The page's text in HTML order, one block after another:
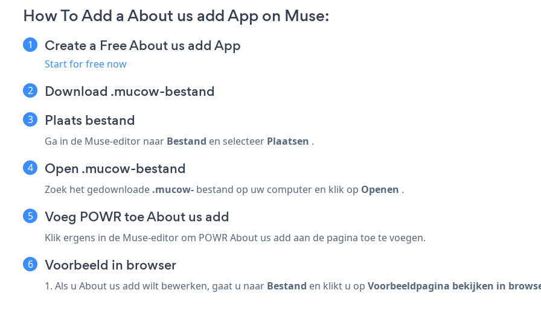
How To Add a About us add App on Muse:
Create a Free About us add App
Start for free now
Download .mucow-bestand
Plaats bestand
Ga in de Muse-editor naar Bestand en selecteer Plaatsen .
Open .mucow-bestand
Zoek het gedownloade .mucow- bestand op uw computer en klik op Openen .
Voeg POWR toe About us add
Klik ergens in de Muse-editor om POWR About us add aan de pagina toe te voegen.
Voorbeeld in browser
1. Als u About us add wilt bewerken, gaat u naar Bestand en klikt u op Voorbeeldpagina bekijken in